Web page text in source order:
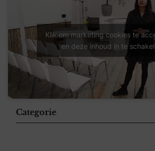
snijden jullie buiten de bruidstaart aan of
een toost uit op jullie huwelijk. Geniet met
een ontspannen barbecue, een culinair buffet
geserveerd diner. En stap daarna met je
dansvloer op voor een indrukwekkend
naastgelegen Centraal Ketelhuis!
Klik om marketing cookies te
en deze inhoud in te
Categorie